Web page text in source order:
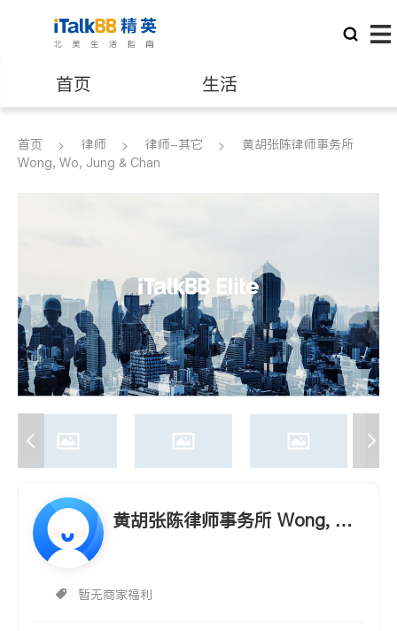
首页 生活
医生 律师
建筑装修
首页 律师 律师-其它
黄胡张陈律师事务所
Wong, Wo, Jung & Chan
黄胡张陈律师事务所 Wong, W
暂无商家福利